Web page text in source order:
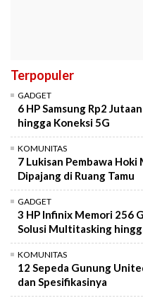
Terpopuler
GADGET
6 HP Samsung Rp2
hingga Koneksi 5G
KOMUNITAS
7 Lukisan Pembawa
Dipajang di Ruang Tamu
GADGET
3 HP Infinix Memori 256
Solusi Multitasking
KOMUNITAS
12 Sepeda Gunung
dan Spesifikasinya